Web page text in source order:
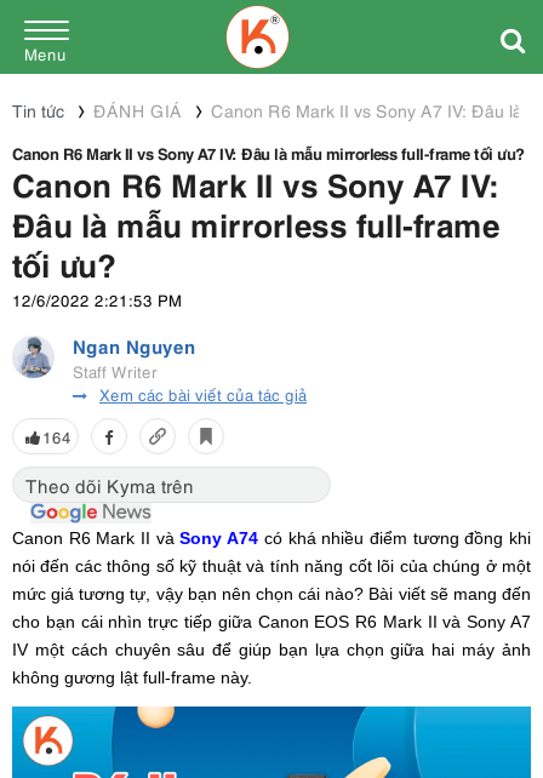
Menu
Tin tức ĐÁNH GIÁ
Canon R6 Mark II vs Sony A7 IV: Đâu là
Canon R6 Mark II vs Sony A7 IV: Đâu là mẫu mirrorless full-frame tối ưu?
Canon R6 Mark II vs Sony A7 IV:
Đâu là mẫu mirrorless full-frame
tối ưu?
12/6/2022 2:21:53 PM
Ngan Nguyen
Staff Writer
Xem các bài viết của tác giả
164
Theo dõi Kyma trên
Canon R6 Mark II vàSony A74 có khá nhiều điểm tương đồng khi
nói đến các thông số kỹ thuật và tính năng cốt lõi của chúng ở một
mức giá tương tự, vậy bạn nên chọn cái nào? Bài viết sẽ mang đến
cho bạn cái nhìn trực tiếp giữa Canon EOS R6 Mark II và Sony A7
IV một cách chuyên sâu để giúp bạn lựa chọn giữa hai máy ảnh
không gương lật full-frame này.